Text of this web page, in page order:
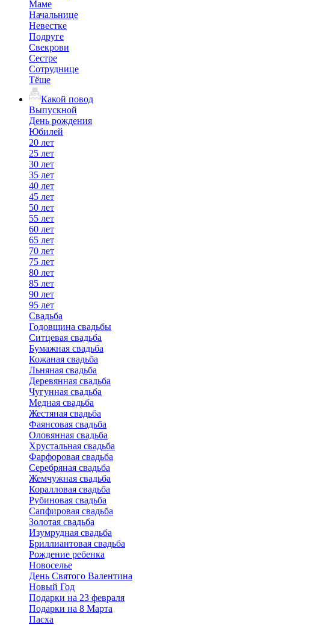
Маме
Начальнице
Невестке
Подруге
Свекрови
Сестре
Сотруднице
Тёще
Какой повод
Выпускной
День рождения
Юбилей
20 лет
25 лет
30 лет
35 лет
40 лет
45 лет
50 лет
55 лет
60 лет
65 лет
70 лет
75 лет
80 лет
85 лет
90 лет
95 лет
Свадьба
Годовщина свадьбы
Ситцевая свадьба
Бумажная свадьба
Кожаная свадьба
Льняная свадьба
Деревянная свадьба
Чугунная свадьба
Медная свадьба
Жестяная свадьба
Фаянсовая свадьба
Оловянная свадьба
Хрустальная свадьба
Фарфоровая свадьба
Серебряная свадьба
Жемчужная свадьба
Коралловая свадьба
Рубиновая свадьба
Сапфировая свадьба
Золотая свадьба
Изумрудная свадьба
Бриллиантовая свадьба
Рождение ребенка
Новоселье
День Святого Валентина
Новый Год
Подарки на 23 февраля
Подарки на 8 Марта
Пасха